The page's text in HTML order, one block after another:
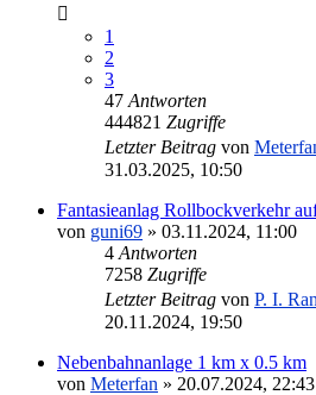
1
2
3
47 Antworten
444821 Zugriffe
Letzter Beitrag von
31.03.2025, 10:50
Fantasieanlag Rollbockverkehr
von guni69 » 03.11.2024, 11:00
4 Antworten
7258 Zugriffe
Letzter Beitrag von P. I.
20.11.2024, 19:50
Nebenbahnanlage 1 km x 0.5 km
von Meterfan » 20.07.2024, 22:43